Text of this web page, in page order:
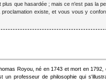
plus que hasardée ; mais ce n'est pas la
proclamation existe, et vous vous y
Royou, né en 1743 et mort en 1792,
un professeur de philosophie qui